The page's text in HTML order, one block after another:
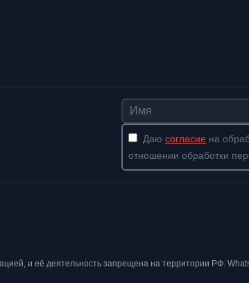
Имя
Даю согласие на
отношении обработки
и её деятельность запрещена на территории РФ.